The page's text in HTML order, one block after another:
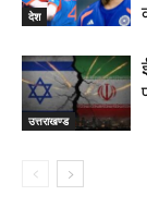
देश
उत्तराखण्ड